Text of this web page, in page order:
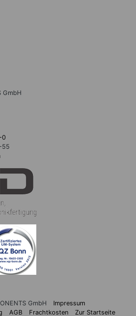
GmbH
0
55
GmbH
Impressum
AGB Frachtkosten Zur Startseite